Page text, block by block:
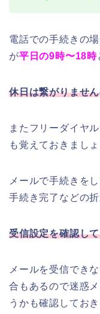
電話での手続きの
が平日の9時〜18時
休日は繋がりません
またフリーダイヤ
も覚えておきましょ
メールで手続きを
手続き完了などの
受信設定を確認し
メールを受信でき
合もあるので迷惑
うかも確認しておき